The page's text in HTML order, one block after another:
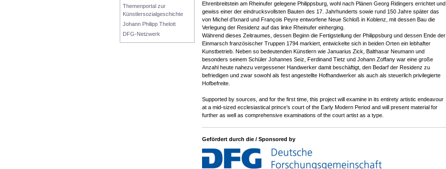
Themenportal zur
Künstlersozialgeschichte
Johann Philipp Thelott
DFG-Netzwerk
Ehrenbreitstein am Rheinufer gelegene Philippsburg, wohl nach Plänen Georg Ridingers errichtet und
gewiss einer der eindrucksvollsten Bauten des 17. Jahrhunderts sowie rund 150 Jahre später das
von Michel d’Ixnard und François Peyre entworfene Neue Schloß in Koblenz, mit dessen Bau die
Verlegung der Residenz auf das linke Rheinufer einherging.
Während dieses Zeitraumes, dessen Beginn die Fertigstellung der Philippsburg und dessen Ende der
Einmarsch französischer Truppen 1794 markiert, entwickelte sich in beiden Orten ein lebhafter
Kunstbetrieb. Neben so bedeutenden Künstlern wie Januarius Zick, Balthasar Neumann und
besonders seinem Schüler Johannes Seiz, Ferdinand Tietz und Johann Zoffany war eine große
Anzahl heute nahezu vergessener Handwerker damit beschäftigt, den Bedarf der Residenz zu
befriedigen und zwar sowohl als fest angestellte Hofhandwerker als auch als steuerlich privilegierte
Hofbefreite.
Supported by sources, and for the first time, this project will examine in its entirety artistic endeavour
at a mid-sized ecclesiastical prince’s court of the Early Modern Period and will present material for
further as well as comprehensive examinations of the court artist as a type.
Gefördert durch die / Sponsored by